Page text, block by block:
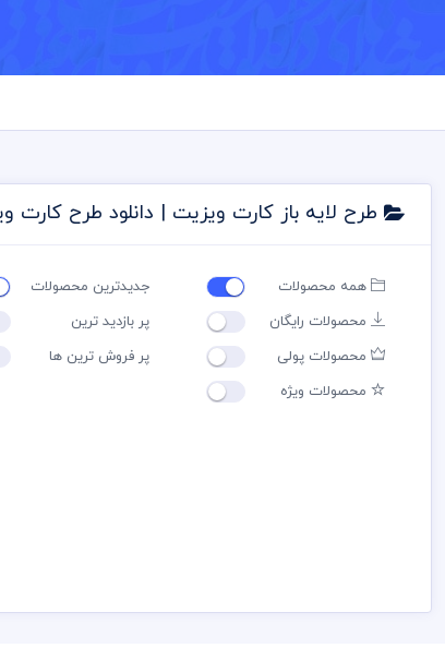
طرح لایه باز کارت ویزیت | دانلود طرح کارت
همه محصولات
محصولات رایگان
محصولات پولی
محصولات ویژه
جدیدترین محصولات
پر بازدید ترین
پر فروش ترین ها